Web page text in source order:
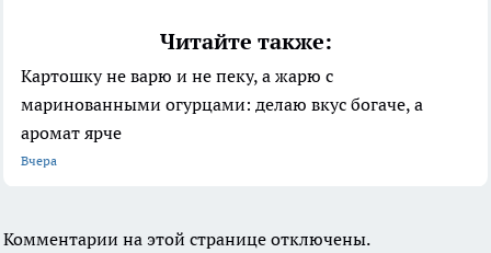
Читайте также:
Картошку не варю и не пеку, а жарю с
маринованными огурцами: делаю вкус богаче, а
аромат ярче
Вчера
Комментарии на этой странице отключены.